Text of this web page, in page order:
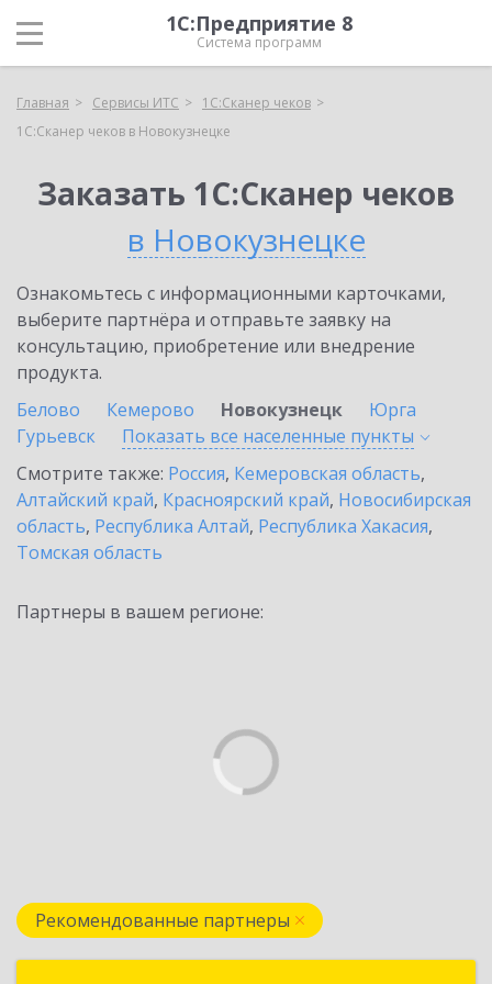
1С:Предприятие 8
Система программ
Главная Сервисы ИТС
1С:Сканер чеков
1С:Сканер чеков в Новокузнецке
Заказать 1С:Сканер чеков
в Новокузнецке
Ознакомьтесь с информационными карточками,
выберите партнёра и отправьте заявку на
консультацию, приобретение или внедрение
продукта.
Белово
Кемерово Новокузнецк
Юрга
Гурьевск
Показать все населенные пункты
Смотрите также: Россия, Кемеровская область,
Алтайский край, Красноярский край, Новосибирская
область, Республика Алтай, Республика Хакасия,
Томская область
Партнеры в вашем регионе:
Рекомендованные партнеры